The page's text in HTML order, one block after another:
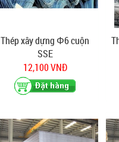
Thép xây dựng Φ6 cuộn
SSE
12,100 VNĐ